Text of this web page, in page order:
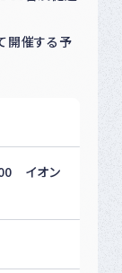
開催する予
イオン